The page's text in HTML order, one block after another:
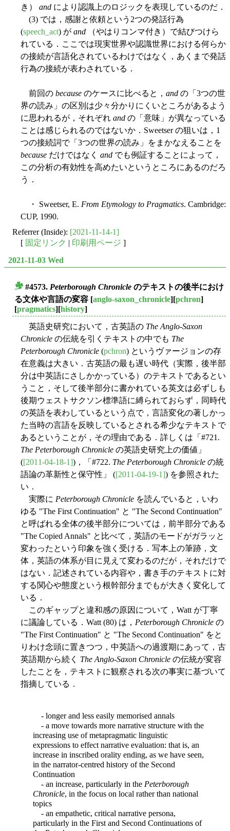
き） and により認識上のロジックを表現しているのだ．
(3) では，感謝と依頼という2つの発話行為
(speech_act) が and （やはりコンマ付き）で結びつけら
れている．ここでは現実世界や認識世界における何らか
の接続が言語化されているわけではなく，あくまで発話
行為の接続が表わされている．
前回の because のケースに比べると， and の「3つの世
界の読み」の区別は少々分かりにくいところがあるよう
に思われるが，それぞれ and の「意味」が異なっている
ことは感じられるのではないか．Sweetser の狙いは，1
つの接続詞で「3つの世界の読み」をまかなえることを
because だけではなく and でも例証することによって，
この分析の有効性を高めたいというところにあるのだろ
う．
・ Sweetser, E. From Etymology to Pragmatics. Cambridge:
CUP, 1990.
Referrer (Inside): [2021-11-14-1]
[ 固定リンク | 印刷用ページ ]
2021-11-03 Wed
#4573. Peterborough Chronicle のテキストの後半におけ
る文体や言語の変容 [anglo-saxon_chronicle][pchron]
[pragmatics][history]
英語史研究において，古英語の The Anglo-Saxon
Chronicle の伝統を引くテキストの中でも The
Peterborough Chronicle (pchron) というヴァージョンの存
在意義は大きい．古英語の最も遅い時代（実際，後半部
分は中英語にさしかかっている）のテキストであるとい
うこと，そして後半部分に書かれている英文は必ずしも
後期ウェストサクソン標準語に縛られておらず，同時代
の英語を表わしているという点で，言語変化の著しかっ
た当時の言語を反映しているとされる希少なテキストで
あるということが，その理由である．詳しくは「#721.
The Peterborough Chronicle の英語史研究上の価値」
([2011-04-18-1])，「#722. The Peterborough Chronicle の統
語論の革新性と保守性」 ([2011-04-19-1]) を参照された
い．
実際に Peterborough Chronicle を読んでいると，いわ
ゆる "The First Continuation" と "The Second Continuation"
と呼ばれる全体の後半部分については，前半部分である
"The Copied Annals" と比べて，英語のモードがガラッと
変わったという印象を強く受ける．写本上の筆跡，文
体，英語の体系が目に見えて変わるのだが，それだけで
はない．記述されている内容や，書き手のテキストに対
する関心や態度という根幹部分までもが大きく変化して
いる．
このギャップと違和感の原因について，Watt が丁寧
に議論している．Watt (80) は， Peterborough Chronicle の
"The First Continuation" と "The Second Continuation" をと
りわけ念頭に置きつつ，中英語への過渡期にあって，古
英語期から続く The Anglo-Saxon Chronicle の伝統が変容
したことを，テキストに観察される次の事実に基づいて
指摘している．
- longer and less easily memorised annals
- a move towards more narrative structure with the
increasing use of metapragmatic linguistic
expressions to effect narrative evaluation: that is, an
increase in inscribed orality ending, as we have seen,
in the narrator-centred history of the Second
Continuation
- an increase, particularly in the Peterborough
Chronicle, in the focus on local rather than national
topics
- an empathetic, critical narrative persona,
particularly in the First and Second Continuations of